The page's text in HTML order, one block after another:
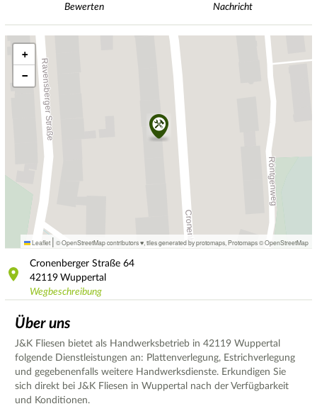
Bewerten Nachricht
+
−
Leaflet | © OpenStreetMap contributors ♥, tiles generated by protomaps Protomaps©OpenStreetMap
Cronenberger Straße 64
42119 Wuppertal
Wegbeschreibung
Über uns
J&K Fliesen bietet als Handwerksbetrieb in 42119 Wuppertal
folgende Dienstleistungen an: Plattenverlegung, Estrichverlegung
und gegebenenfalls weitere Handwerksdienste. Erkundigen Sie
sich direkt bei J&K Fliesen in Wuppertal nach der Verfügbarkeit
und Konditionen.